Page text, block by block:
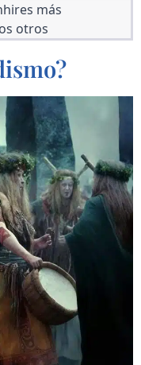
más
otros